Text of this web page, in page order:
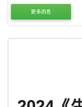
證
更多訊息